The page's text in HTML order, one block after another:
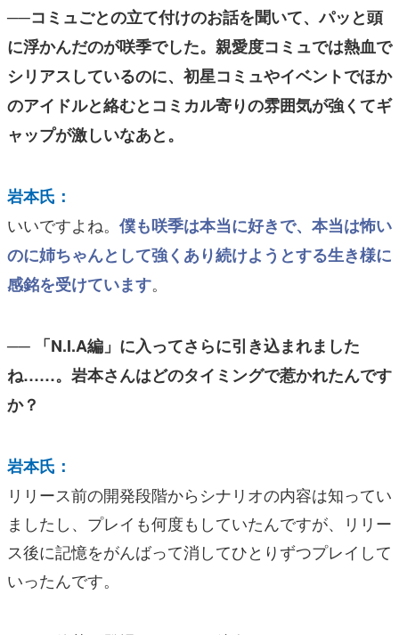
──コミュごとの立て付けのお話を聞いて、パッと頭
に浮かんだのが咲季でした。親愛度コミュでは熱血で
シリアスしているのに、初星コミュやイベントでほか
のアイドルと絡むとコミカル寄りの雰囲気が強くてギ
ャップが激しいなあと。
岩本氏：
いいですよね。 僕も咲季は本当に好きで、本当は怖い
のに姉ちゃんとして強くあり続けようとする生き様に
感銘を受けています。
── 「N.I.A編」に入ってさらに引き込まれました
ね……。岩本さんはどのタイミングで惹かれたんです
か？
岩本氏：
リリース前の開発段階からシナリオの内容は知ってい
ましたし、プレイも何度もしていたんですが、リリー
ス後に記憶をがんばって消してひとりずつプレイして
いったんです。